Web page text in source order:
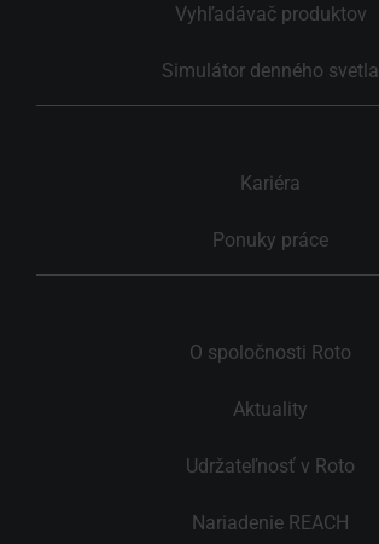
Vyhľadávač produktov
Simulátor denného svetla
Kariéra
Ponuky práce
O spoločnosti Roto
Aktuality
Udržateľnosť v Roto
Nariadenie REACH